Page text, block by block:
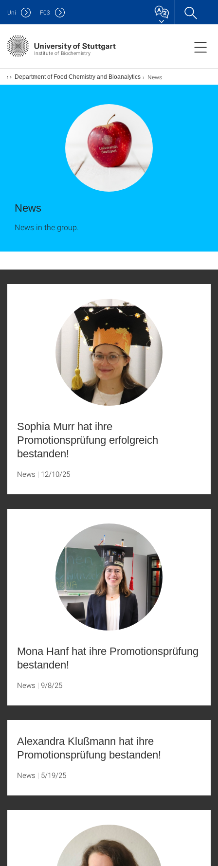
Institute of Biochemistry
Uni F03
Department of Food Chemistry and Bioanalytics News
News
News in the group.
Sophia Murr hat ihre
Promotionsprüfung erfolgreich
bestanden!
News 12/10/25
Mona Hanf hat ihre Promotionsprüfung
bestanden!
News 9/8/25
Alexandra Klußmann hat ihre
Promotionsprüfung bestanden!
News 5/19/25